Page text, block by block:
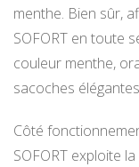
menthe. Bien sûr,
SOFORT en toute
couleur menthe,
sacoches
Côté
SOFORT exploite